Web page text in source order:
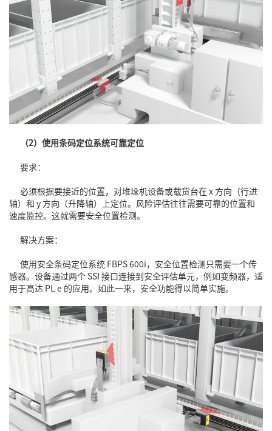
（2）使用条码定位系统可靠定位
要求：
必须根据要接近的位置，对堆垛机设备或载货台在 x 方向（行进
轴）和 y 方向（升降轴）上定位。风险评估往往需要可靠的位置和
速度监控。这就需要安全位置检测。
解决方案：
使用安全条码定位系统 FBPS 600i，安全位置检测只需要一个传
感器。设备通过两个 SSI 接口连接到安全评估单元，例如变频器，适
用于高达 PL e 的应用。如此一来，安全功能得以简单实施。